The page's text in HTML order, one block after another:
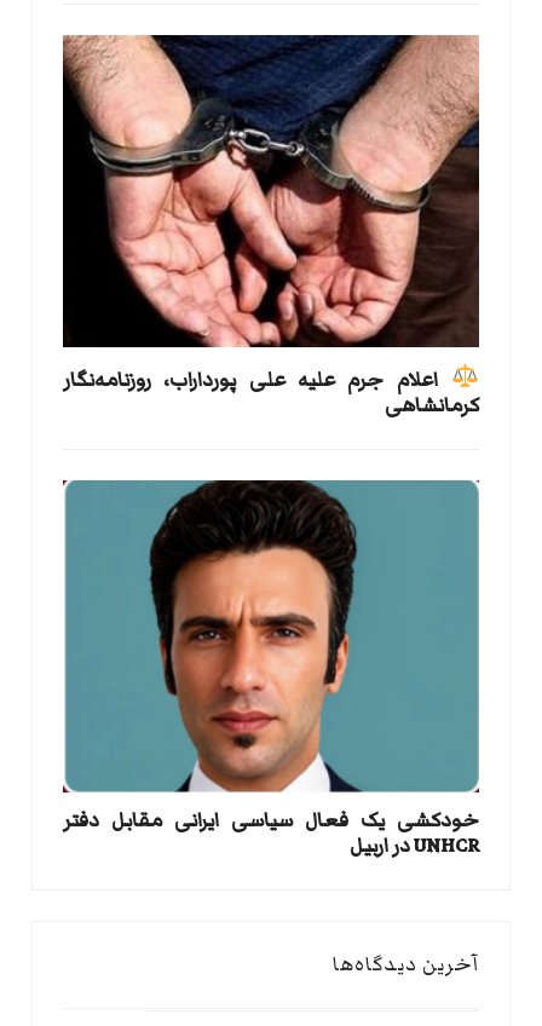
اعلام جرم علیه علی پورداراب، روزنامه‌نگار
کرمانشاهی
خودکشی یک فعال سیاسی ایرانی مقابل دفتر
UNHCR در اربیل
آخرین دیدگاه‌ها